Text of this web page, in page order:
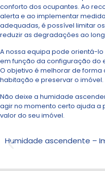
conforto dos ocupantes. Ao
alerta e ao implementar
adequadas, é possível limitar
reduzir as degradações ao
A nossa equipa pode orientá-
em função da configuração do
O objetivo é melhorar de
habitação e preservar o imóvel.
Não deixe a humidade
agir no momento certo ajuda a
valor do seu imóvel.
Humidade ascendente –